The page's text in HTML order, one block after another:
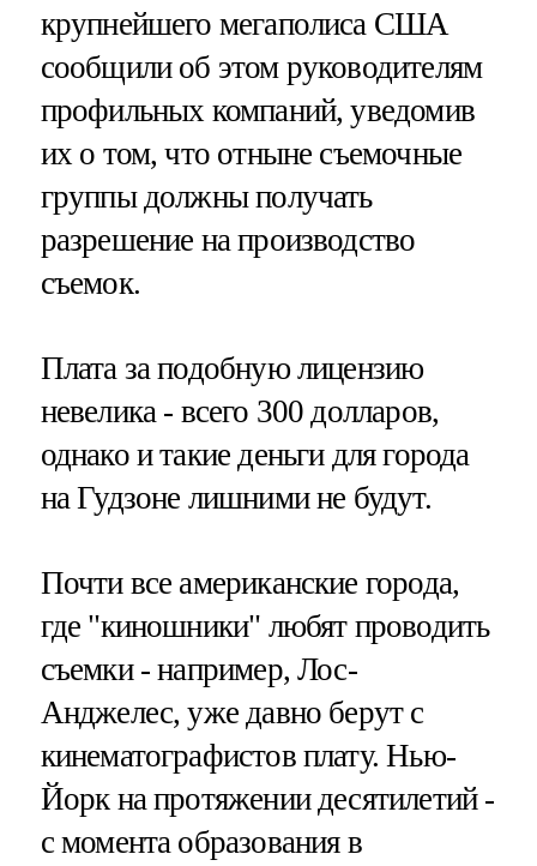
крупнейшего мегаполиса США
сообщили об этом руководителям
профильных компаний, уведомив
их о том, что отныне съемочные
группы должны получать
разрешение на производство
съемок.
Плата за подобную лицензию
невелика - всего 300 долларов,
однако и такие деньги для города
на Гудзоне лишними не будут.
Почти все американские города,
где "киношники" любят проводить
съемки - например, Лос-
Анджелес, уже давно берут с
кинематографистов плату. Нью-
Йорк на протяжении десятилетий -
с момента образования в